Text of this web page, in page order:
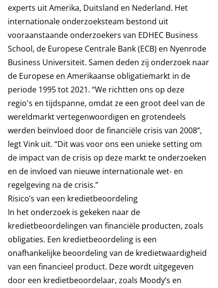
experts uit Amerika, Duitsland en Nederland. Het
internationale onderzoeksteam bestond uit
vooraanstaande onderzoekers van EDHEC Business
School, de Europese Centrale Bank (ECB) en Nyenrode
Business Universiteit. Samen deden zij onderzoek naar
de Europese en Amerikaanse obligatiemarkt in de
periode 1995 tot 2021. “We richtten ons op deze
regio's en tijdspanne, omdat ze een groot deel van de
wereldmarkt vertegenwoordigen en grotendeels
werden beïnvloed door de financiële crisis van 2008”,
legt Vink uit. “Dit was voor ons een unieke setting om
de impact van de crisis op deze markt te onderzoeken
en de invloed van nieuwe internationale wet- en
regelgeving na de crisis.”
Risico’s van een kredietbeoordeling
In het onderzoek is gekeken naar de
kredietbeoordelingen van financiële producten, zoals
obligaties. Een kredietbeoordeling is een
onafhankelijke beoordeling van de kredietwaardigheid
van een financieel product. Deze wordt uitgegeven
door een kredietbeoordelaar, zoals Moody’s en